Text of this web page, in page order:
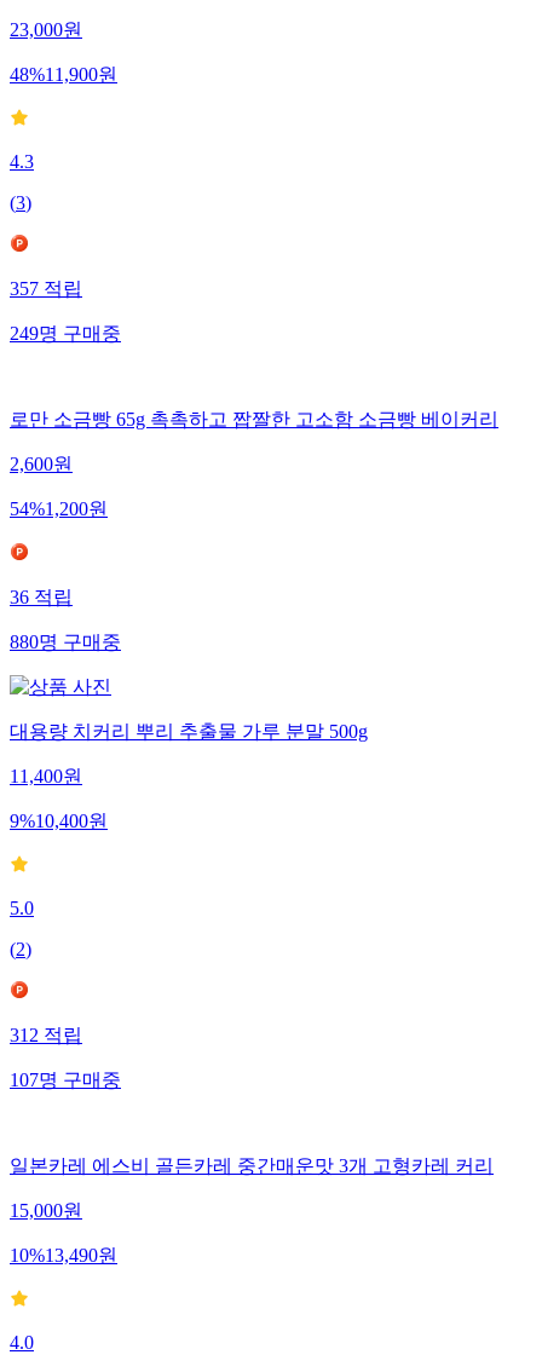
23,000원
48%11,900원
4.3
(3)
357적립
249명구매중
로만 소금빵 65g 촉촉하고 짭짤한 고소함 소금빵 베이커리
2,600원
54%1,200원
36적립
880명구매중
대용량 치커리 뿌리 추출물 가루 분말 500g
11,400원
9%10,400원
5.0
(2)
312적립
107명구매중
일본카레 에스비 골든카레 중간매운맛 3개 고형카레 커리
15,000원
10%13,490원
4.0